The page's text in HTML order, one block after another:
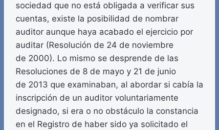
sociedad que no está obligada a verificar sus
cuentas, existe la posibilidad de nombrar
auditor aunque haya acabado el ejercicio por
auditar (Resolución de 24 de noviembre
de 2000). Lo mismo se desprende de las
Resoluciones de 8 de mayo y 21 de junio
de 2013 que examinaban, al abordar si cabía la
inscripción de un auditor voluntariamente
designado, si era o no obstáculo la constancia
en el Registro de haber sido ya solicitado el